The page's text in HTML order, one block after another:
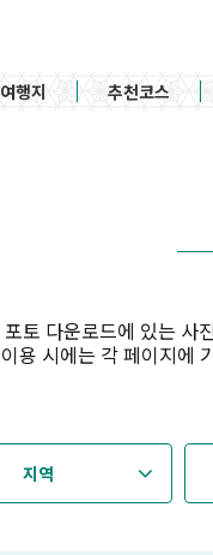
여행지 추천코스
포토 다운로드에 있는 사
이용 시에는 각 페이지에
지역